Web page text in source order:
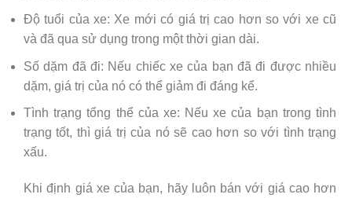
Độ tuổi của xe: Xe mới có giá trị cao hơn so với xe cũ
và đã qua sử dụng trong một thời gian dài.
Số dặm đã đi: Nếu chiếc xe của bạn đã đi được nhiều
dặm, giá trị của nó có thể giảm đi đáng kể.
Tình trạng tổng thể của xe: Nếu xe của bạn trong tình
trạng tốt, thì giá trị của nó sẽ cao hơn so với tình trạng
xấu.
Khi định giá xe của bạn, hãy luôn bán với giá cao hơn